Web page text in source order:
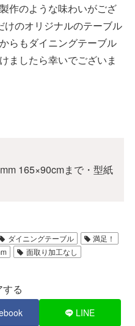
作のような味わいがござ
けのオリジナルのテーブル
らもダイニングテーブル
ましたら幸いでございま
165×90cmまで・型紙
ダイニングテーブル
満足！
面取り加工なし
する
LINE